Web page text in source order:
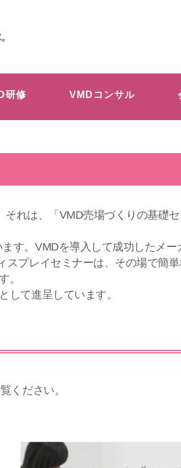
研修 VMDコンサル
れは、「VMD売場づくりの基礎
す。VMDを導入して成功したメー
スプレイセミナーは、その場で簡
。
して進呈しています。
ください。